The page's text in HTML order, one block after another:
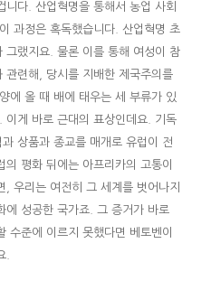
다. 산업혁명을 통해서 농업 사회
과정은 혹독했습니다. 산업혁명 초
그랬지요. 물론 이를 통해 여성이 참
관련해, 당시를 지배한 제국주의를
에 올 때 배에 태우는 세 부류가 있
게 바로 근대의 표상인데요. 기독
상품과 종교를 매개로 유럽이 전
평화 뒤에는 아프리카의 고통이
, 우리는 여전히 그 세계를 벗어나지
에 성공한 국가죠. 그 증거가 바로
수준에 이르지 못했다면 베토벤이
.